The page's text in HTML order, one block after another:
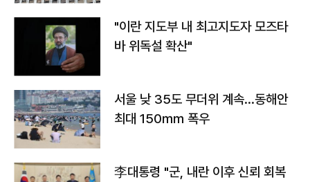
"이란 지도부 내 최고지도자 모즈타
바 위독설 확산"
서울 낮 35도 무더위 계속…동해안
최대 150㎜ 폭우
李대통령 "군, 내란 이후 신뢰 회복